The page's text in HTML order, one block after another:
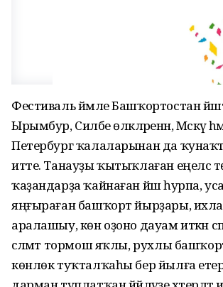
Фестиваль йәмле Башҡортостан
Ырымбур, Силәбе өлкәләренән, Мәскәү
Петербург ҡалаларынан да
итте. Танауҙы ҡытыҡлаған еңелсә
ҡаҙандарҙа ҡайнаған йәш һурпа,
яңғыраған башҡорт йырҙары, ихлас
аралашыу, көн оҙоно дауам иткән
сәләмәт тормош яҡлы, рухлы
көнлөк туҡталҡаһы бер йылға